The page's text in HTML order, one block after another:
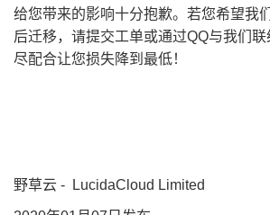
给您带来的影响十分抱歉。若您希望我
后迁移，请提交工单或通过QQ与我们
尽配合让您损失降到最低！
野草云 - LucidaCloud Limited